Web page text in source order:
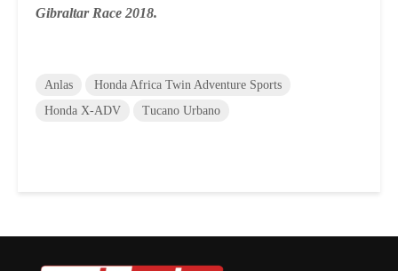
Gibraltar Race 2018.
Anlas
Honda Africa Twin Adventure Sports
Honda X-ADV
Tucano Urbano